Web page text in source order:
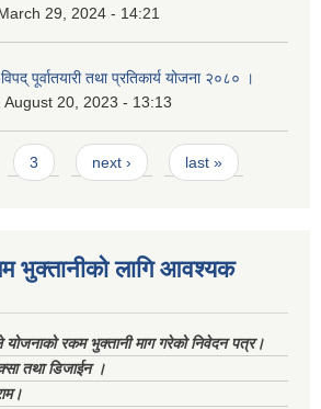
29, 2024 - 14:21
पूर्वातयारी तथा प्रतिकार्य योजना २०८० ।
August 20, 2023 - 13:13
3 next › last »
भुक्तानीको लागि आवश्यक
योजनाको रकम भुक्तानी माग गरेको निवेदन पत्र।
तथा डिजाईन ।